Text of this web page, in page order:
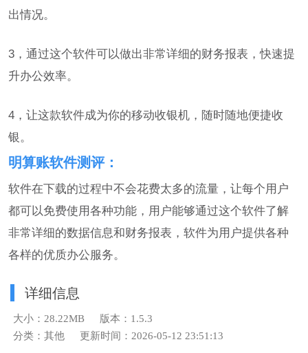
出情况。
3，通过这个软件可以做出非常详细的财务报表，快速提
升办公效率。
4，让这款软件成为你的移动收银机，随时随地便捷收
银。
明算账软件测评：
软件在下载的过程中不会花费太多的流量，让每个用户
都可以免费使用各种功能，用户能够通过这个软件了解
非常详细的数据信息和财务报表，软件为用户提供各种
各样的优质办公服务。
详细信息
大小：28.22MB
版本：1.5.3
分类：其他
更新时间：2026-05-12 23:51:13